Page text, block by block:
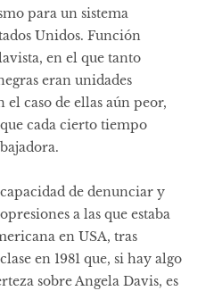
para un sistema
Unidos. Función
en el que tanto
eran unidades
caso de ellas aún peor,
cada cierto tiempo
de denunciar y
a las que estaba
en USA, tras
en 1981 que, si hay algo
sobre Angela Davis, es